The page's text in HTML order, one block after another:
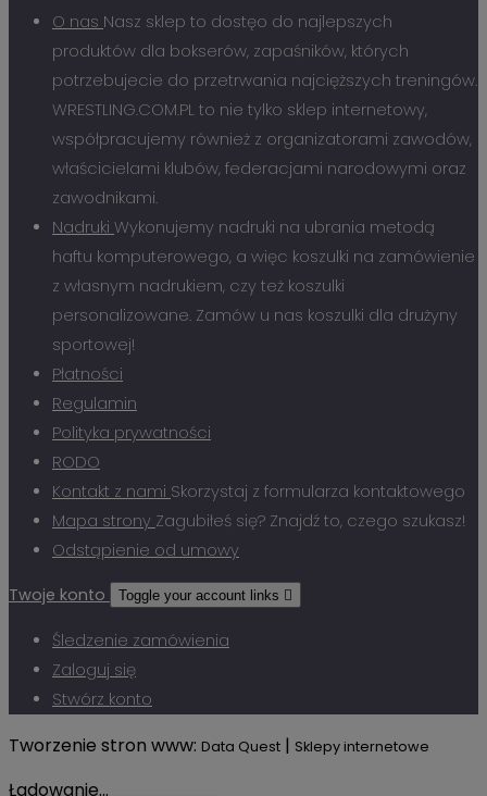
O nas Nasz sklep to dostęo do najlepszych
produktów dla bokserów, zapaśników, których
potrzebujecie do przetrwania najcięższych treningów.
WRESTLING.COM.PL to nie tylko sklep internetowy,
współpracujemy również z organizatorami zawodów,
właścicielami klubów, federacjami narodowymi oraz
zawodnikami.
Nadruki Wykonujemy nadruki na ubrania metodą
haftu komputerowego, a więc koszulki na zamówienie
z własnym nadrukiem, czy też koszulki
personalizowane. Zamów u nas koszulki dla drużyny
sportowej!
Płatności
Regulamin
Polityka prywatności
RODO
Kontakt z nami Skorzystaj z formularza kontaktowego
Mapa strony Zagubiłeś się? Znajdź to, czego szukasz!
Odstąpienie od umowy
Twoje konto Toggle your account links 
Śledzenie zamówienia
Zaloguj się
Stwórz konto
Tworzenie stron www: Data Quest | Sklepy internetowe
Ładowanie...